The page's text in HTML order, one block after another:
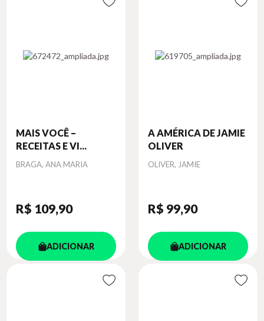
MAIS VOCÊ –
RECEITAS E VI...
Autor
BRAGA, ANA MARIA
R$ 109,90
ADICIONAR
A AMÉRICA DE JAMIE
OLIVER
Autor
OLIVER, JAMIE
R$ 99,90
ADICIONAR